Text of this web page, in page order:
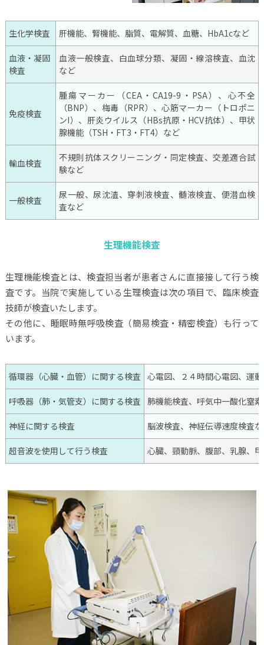
生化学検査 肝機能、腎機能、脂質、電解質、血糖、HbA1cなど
血液・凝固
検査
血液一般検査、白血球分類、凝固・線溶検査、血沈
など
免疫検査
腫瘍マーカー（CEA・CA19-9・PSA）、心不全
（BNP）、梅毒（RPR）、心筋マーカー（トロポニ
ンI）、肝炎ウイルス（HBs抗原・HCV抗体）、甲状
腺機能（TSH・FT3・FT4）など
輸血検査
不規則抗体スクリーニング・同定検査、交差適合試
験など
一般検査
尿一般、尿沈渣、穿刺液検査、髄液検査、便潜血検
査など
生理機能検査
生理機能検査とは、検査担当者が患者さんに直接接して行う検
査です。当院で実施している生理検査は次の項目で、臨床検査
技師が検査いたします。
その他に、睡眠時無呼吸検査（簡易検査・精密検査）も行って
います。
循環器（心臓・血管）に関する検査 心電図、２４時間心電図、運
呼吸器（肺・気管支）に関する検査 肺機能検査、呼気中一酸化窒
神経に関する検査 脳波検査、神経伝導速度検査
超音波を使用して行う検査 心臓、頸動脈、腹部、乳腺、